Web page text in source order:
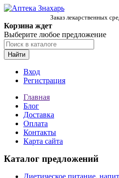
Заказ лекарственных
Корзина ждет
Выберите любое предложение
Найти
Вход
Регистрация
Главная
Блог
Доставка
Оплата
Контакты
Карта сайта
Каталог предложений
Диетическое питание,